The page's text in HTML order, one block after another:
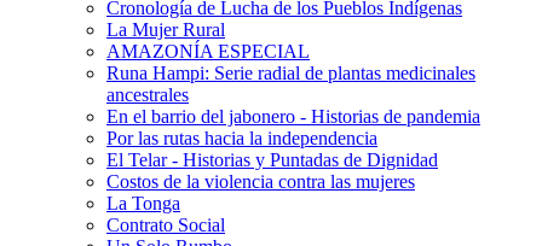
Cronología de Lucha de los Pueblos Indígenas
La Mujer Rural
AMAZONÍA ESPECIAL
Runa Hampi: Serie radial de plantas medicinales
ancestrales
En el barrio del jabonero - Historias de pandemia
Por las rutas hacia la independencia
El Telar - Historias y Puntadas de Dignidad
Costos de la violencia contra las mujeres
La Tonga
Contrato Social